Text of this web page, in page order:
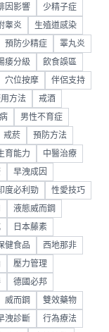
因影響 少精子症
睾炎 生殖道感染
預防少精症 睪丸炎
痿分級 飲食誤區
穴位按摩 伴侶支持
方法 戒酒
男性不育症
戒菸 預防方法
育能力 中醫治療
早洩成因
度必利勁 性愛技巧
液態威而鋼
日本藤素
健食品 西地那非
壓力管理
德國必邦
威而鋼 雙效藥物
洩診斷 行為療法